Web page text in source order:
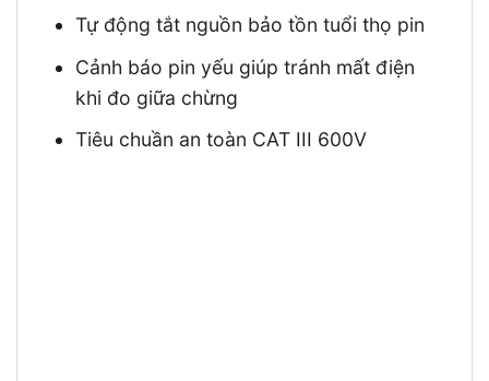
Tự động tắt nguồn bảo tồn tuổi thọ pin
Cảnh báo pin yếu giúp tránh mất điện
khi đo giữa chừng
Tiêu chuần an toàn CAT III 600V